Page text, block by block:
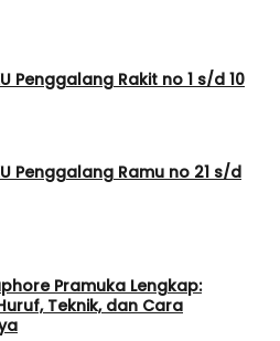
Penggalang Rakit no 1 s/d 10
Penggalang Ramu no 21 s/d
Pramuka Lengkap:
Teknik, dan Cara